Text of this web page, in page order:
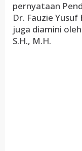
pernyataan
Dr. Fauzie
juga diamini
S.H., M.H.